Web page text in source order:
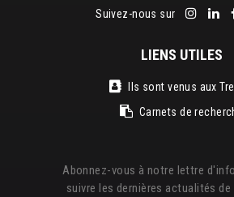
Suivez-nous sur
LIENS UTILES
Ils sont venus aux
Carnets de
Abonnez-vous à notre lettre
suivre les dernières actualités